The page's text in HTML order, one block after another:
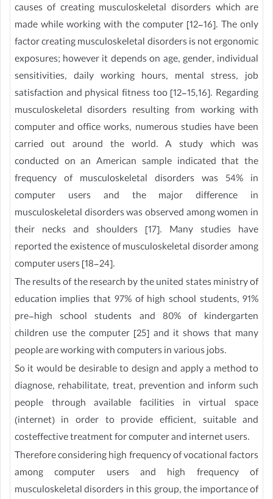
causes of creating musculoskeletal disorders which are
made while working with the computer [12-16]. The only
factor creating musculoskeletal disorders is not ergonomic
exposures; however it depends on age, gender, individual
sensitivities, daily working hours, mental stress, job
satisfaction and physical fitness too [12-15,16]. Regarding
musculoskeletal disorders resulting from working with
computer and office works, numerous studies have been
carried out around the world. A study which was
conducted on an American sample indicated that the
frequency of musculoskeletal disorders was 54% in
computer users and the major difference in
musculoskeletal disorders was observed among women in
their necks and shoulders [17]. Many studies have
reported the existence of musculoskeletal disorder among
computer users [18-24].
The results of the research by the united states ministry of
education implies that 97% of high school students, 91%
pre-high school students and 80% of kindergarten
children use the computer [25] and it shows that many
people are working with computers in various jobs.
So it would be desirable to design and apply a method to
diagnose, rehabilitate, treat, prevention and inform such
people through available facilities in virtual space
(internet) in order to provide efficient, suitable and
costeffective treatment for computer and internet users.
Therefore considering high frequency of vocational factors
among computer users and high frequency of
musculoskeletal disorders in this group, the importance of